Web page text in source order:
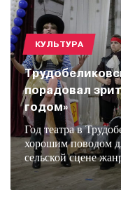
КУЛЬТУРА
порадовал
годом»
Год театра в
хорошим поводом
сельской сцене